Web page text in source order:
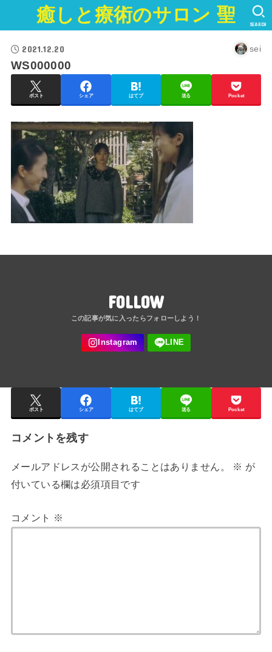
癒しと療術のサロン 聖 SEARCH
2021.12.20 sei
WS000000
ポスト シェア はてブ 送る Pocket
FOLLOW
ポスト シェア はてブ 送る Pocket
コメントを残す
メールアドレスが公開されることはありません。 ※ が
付いている欄は必須項目です
コメント ※